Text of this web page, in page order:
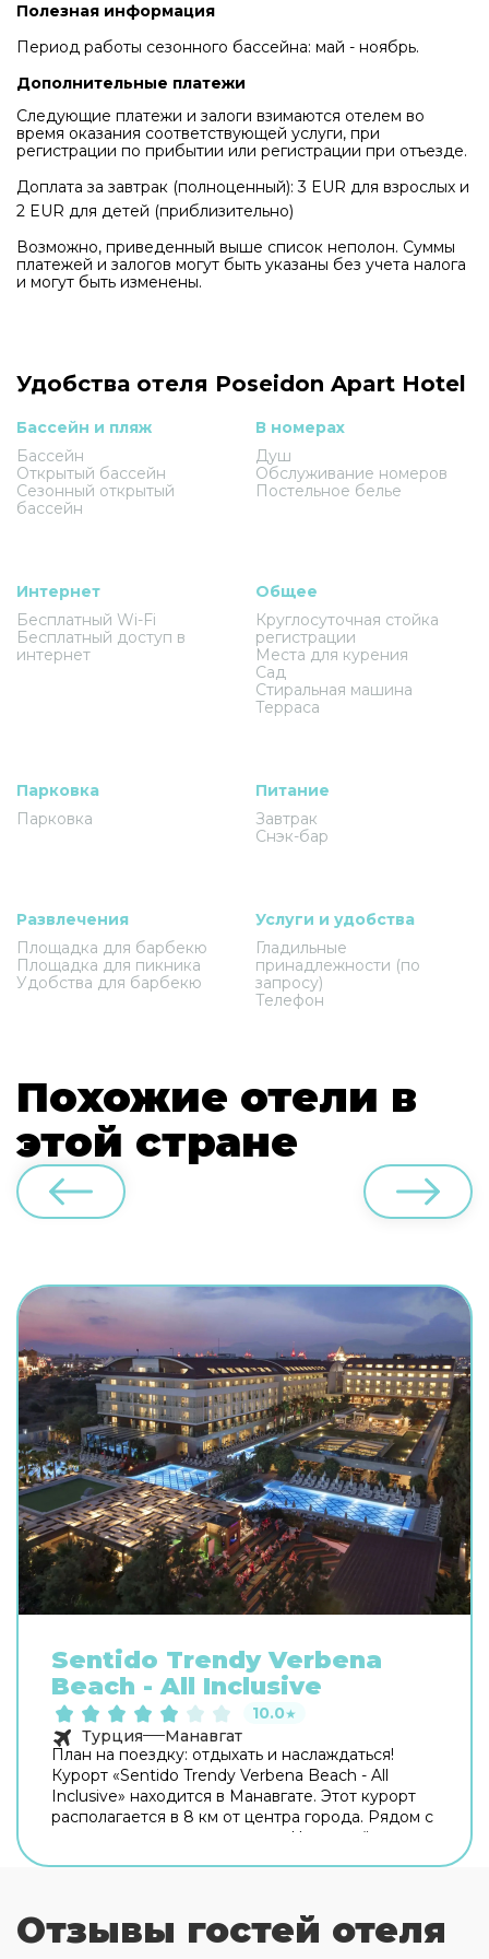
Полезная информация
Период работы сезонного бассейна: май - ноябрь.
Дополнительные платежи
Следующие платежи и залоги взимаются отелем во
время оказания соответствующей услуги, при
регистрации по прибытии или регистрации при отъезде.
Доплата за завтрак (полноценный): 3 EUR для взрослых и
2 EUR для детей (приблизительно)
Возможно, приведенный выше список неполон. Суммы
платежей и залогов могут быть указаны без учета налога
и могут быть изменены.
Удобства отеля Poseidon Apart Hotel
Бассейн и пляж
Бассейн
Открытый бассейн
Сезонный открытый
бассейн
В номерах
Душ
Обслуживание номеров
Постельное белье
Интернет
Бесплатный Wi-Fi
Бесплатный доступ в
интернет
Общее
Круглосуточная стойка
регистрации
Места для курения
Сад
Стиральная машина
Терраса
Парковка
Парковка
Питание
Завтрак
Снэк-бар
Развлечения
Площадка для барбекю
Площадка для пикника
Удобства для барбекю
Услуги и удобства
Гладильные
принадлежности (по
запросу)
Телефон
Похожие отели в
этой стране
Sentido Trendy Verbena
Beach - All Inclusive
10.0★
Турция
Манавгат
План на поездку: отдыхать и наслаждаться!
Курорт «Sentido Trendy Verbena Beach - All
Inclusive» находится в Манавгате. Этот курорт
располагается в 8 км от центра города. Рядом с
курортом можно прогуляться. Неподалёку:
баре. Время вспомнить о хлебе насущном! Для
гостей работает ресторан. На территории
Отзывы гостей отеля